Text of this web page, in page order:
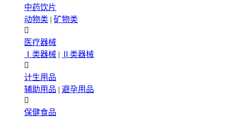
中药饮片
动物类 | 矿物类

医疗器械
Ⅰ类器械 |
Ⅱ类器械

计生用品
辅助用品 | 避孕用品

保健食品